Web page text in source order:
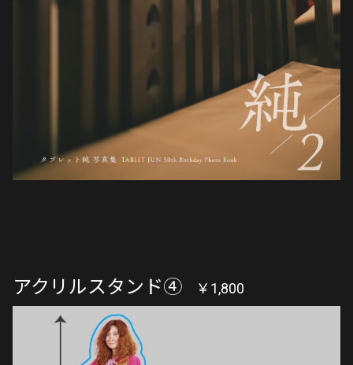
アクリルスタンド④ ￥1,800